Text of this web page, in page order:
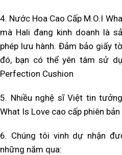
4. Nước Hoa Cao Cấp M.O.I
mà Hali đang kinh doanh là
phép lưu hành. Đảm bảo giấy
đó, bạn có thể yên tâm sử
Perfection Cushion
5. Nhiều nghệ sĩ Việt tin
What Is Love cao cấp phiên
6. Chúng tôi vinh dự nhận
những năm qua: